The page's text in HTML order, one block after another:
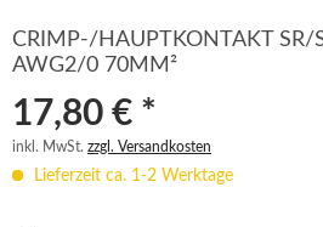
CRIMP-/HAUPTKONTAKT SR/
AWG2/0 70MM²
17,80 € *
inkl. MwSt. zzgl. Versandkosten
Lieferzeit ca. 1-2 Werktage